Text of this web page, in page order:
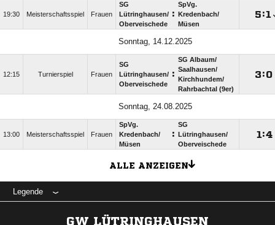
19:30 Meisterschaftsspiel Frauen
SG
Lütringhausen/​
Oberveischede
:
SpVg.
Kredenbach/​
Müsen
:
Sonntag, 14.12.2025
12:15 Turnierspiel Frauen
SG
Lütringhausen/​
Oberveischede
:
SG Albaum/​
Saalhausen/​
Kirchhundem/​
Rahrbachtal (9er)
:
Sonntag, 24.08.2025
13:00 Meisterschaftsspiel Frauen
SpVg.
Kredenbach/​
Müsen
:
SG
Lütringhausen/​
Oberveischede
:
ALLE ANZEIGEN
Legende
GW LÜTRINGHAUSEN